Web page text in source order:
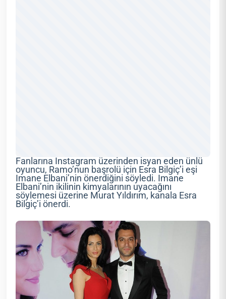
Fanlarına Instagram üzerinden isyan eden ünlü
oyuncu, Ramo’nun başrolü için Esra Bilgiç’i eşi
Imane Elbani’nin önerdiğini söyledi. Imane
Elbani’nin ikilinin kimyalarının uyacağını
söylemesi üzerine Murat Yıldırım, kanala Esra
Bilgiç’i önerdi.